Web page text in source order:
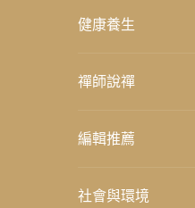
健康養生
禪師說禪
編輯推薦
社會與環境